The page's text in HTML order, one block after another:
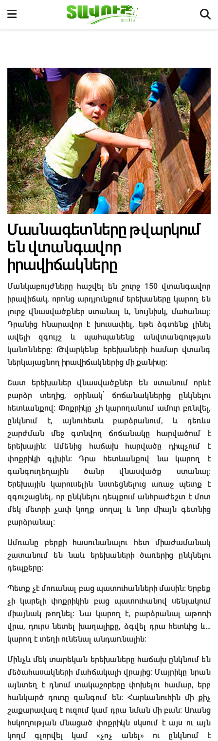
Մասնագետները թվարկում
են վտանգավոր
իրավիճակները
Մանկաբույժները հաշվել են շուրջ 150 վտանգավոր
իրավիճակ, որոնց արդյունքում երեխաները կարող են
լուրջ վնասվածքներ ստանալ և, նույնիսկ, մահանալ:
Դրանից հնարավոր է խուսափել, եթե ձգտենք լինել
ավելի զգույշ և պահպանենք անվտանգության
կանոնները: Թվարկենք երեխաների համար վտանգ
ներկայացնող իրավիճակներից մի քանիսը:
Շատ երեխաներ վնասվածքներ են ստանում որևէ
բարձր տեղից, օրինակ՝ ճոճանակներից ընկնելու
հետևանքով: Փոքրիկը չի կարողանում ամուր բռնվել,
ընկնում է, այնուհետև բարձրանում, և դեռևս
շարժման մեջ գտնվող ճոճանակը հարվածում է
երեխային: Ամենից հաճախ հարվածը դիպչում է
փոքրիկի գլխին: Դրա հետևանքով նա կարող է
գանգուղեղային ծանր վնասվածք ստանալ:
Երեխային կարուսելին նստեցնելուց առաջ պետք է
զգուշացնել, որ ընկնելու դեպքում անհրաժեշտ է մոտ
մեկ մետրի չափ կողք սողալ և նոր միայն գետնից
բարձրանալ:
Ամռանը բերքի հասունանալու հետ միաժամանակ
շատանում են նաև երեխաների ծառերից ընկնելու
դեպքերը:
Պետք չէ մոռանալ բաց պատուհանների մասին: Երբեք
չի կարելի փոքրիկին բաց պատուհանով սենյակում
միայնակ թողնել: Նա կարող է, բարձրանալ աթոռի
վրա, դուրս նետել խաղալիքը, ձգվել դրա հետևից և…
կարող է տեղի ունենալ անդառնալին:
Մինչև մեկ տարեկան երեխաները հաճախ ընկնում են
մեծահասակների մահճակալի վրայից: Մայրիկը նրան
այնտեղ է դնում տակաշորերը փոխելու համար, երբ
հանկարծ դուռը զանգում են: Հարևանուհին մի քիչ
շաքարավազ է ուզում կամ դրա նման մի բան: Առանց
հսկողության մնացած փոքրիկն սկսում է այս ու այն
կողմ գլորվել կամ «չոչ անել» ու ընկնում է